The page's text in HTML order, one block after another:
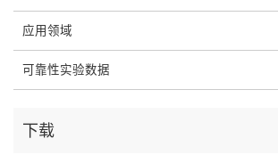
应用领域
可靠性实验数据
下载